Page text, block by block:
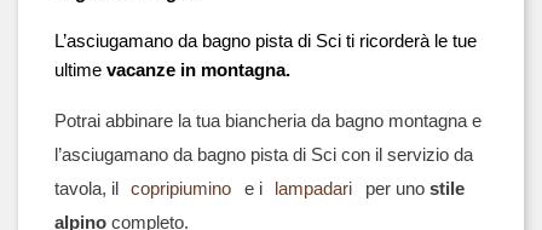
L’asciugamano da bagno pista di Sci ti ricorderà le tue
ultime vacanze in montagna.
Potrai abbinare la tua biancheria da bagno montagna e
l’asciugamano da bagno pista di Sci con il servizio da
tavola, il
copripiumino e i lampadari per uno stile
alpino completo.